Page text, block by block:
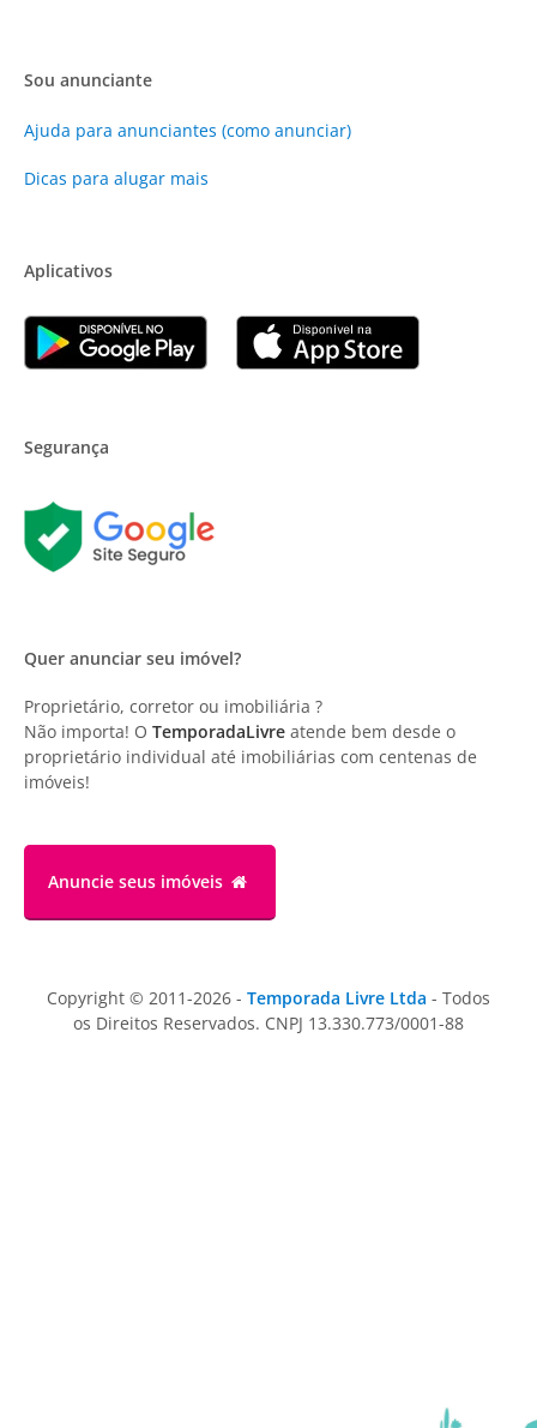
Sou anunciante
Ajuda para anunciantes (como anunciar)
Dicas para alugar mais
Aplicativos
Segurança
Quer anunciar seu imóvel?
Proprietário, corretor ou imobiliária ?
Não importa! O TemporadaLivre atende bem desde o
proprietário individual até imobiliárias com centenas de
imóveis!
Anuncie seus imóveis
Copyright © 2011-2026 - Temporada Livre Ltda - Todos
os Direitos Reservados. CNPJ 13.330.773/0001-88